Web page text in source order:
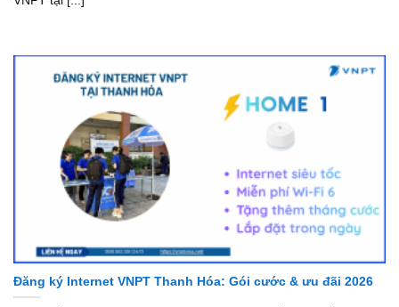
Đăng ký Internet VNPT Thanh Hóa: Gói cước & ưu đãi 2026